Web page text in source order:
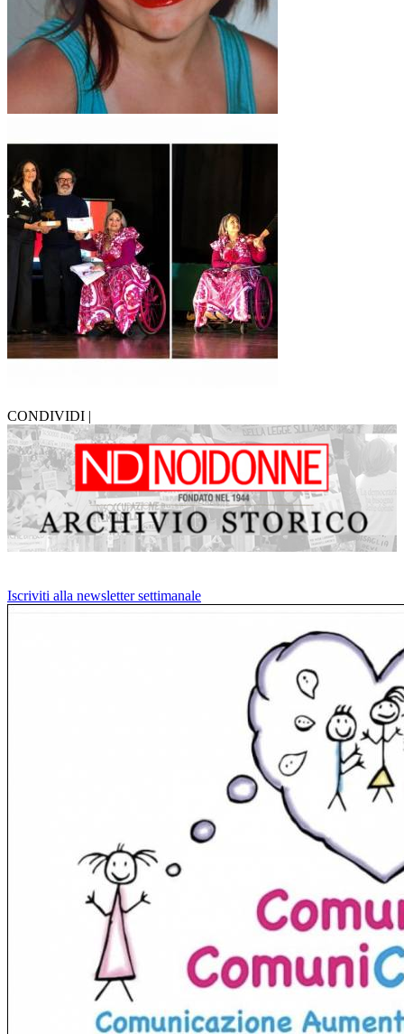
CONDIVIDI |
Iscriviti alla newsletter settimanale